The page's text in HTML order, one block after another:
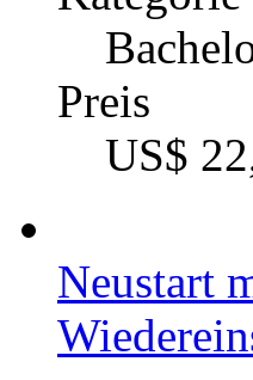
Preis
US$
Neustart